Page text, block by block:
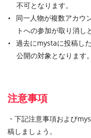
不可となります。
同一人物が複数アカウ
トへの参加が取り消し
過去にmystaに投稿し
公開の対象となります。
注意事項
・下記注意事項および
稿しましょう。